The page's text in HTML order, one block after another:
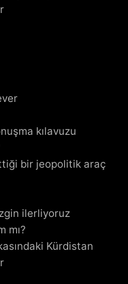
kılavuzu
bir jeopolitik araç
ilerliyoruz
mı?
Kürdistan